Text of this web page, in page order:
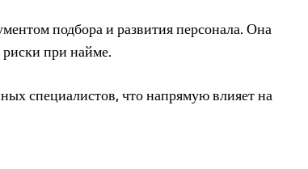
подбора и развития персонала. Она
риски при найме.
специалистов, что напрямую влияет на